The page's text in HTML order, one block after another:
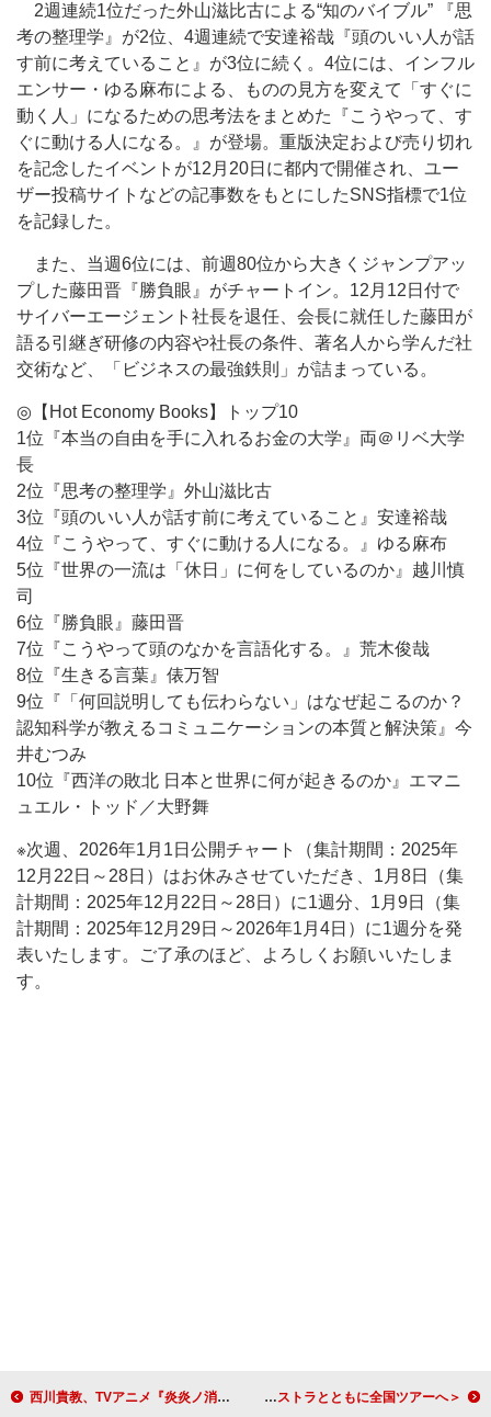
2週連続1位だった外山滋比古による“知のバイブル” 『思
考の整理学』が2位、4週連続で安達裕哉『頭のいい人が話
す前に考えていること』が3位に続く。4位には、インフル
エンサー・ゆる麻布による、ものの見方を変えて「すぐに
動く人」になるための思考法をまとめた『こうやって、す
ぐに動ける人になる。』が登場。重版決定および売り切れ
を記念したイベントが12月20日に都内で開催され、ユー
ザー投稿サイトなどの記事数をもとにしたSNS指標で1位
を記録した。
また、当週6位には、前週80位から大きくジャンプアッ
プした藤田晋『勝負眼』がチャートイン。12月12日付で
サイバーエージェント社長を退任、会長に就任した藤田が
語る引継ぎ研修の内容や社長の条件、著名人から学んだ社
交術など、「ビジネスの最強鉄則」が詰まっている。
◎【Hot Economy Books】トップ10
1位『本当の自由を手に入れるお金の大学』両＠リベ大学
長
2位『思考の整理学』外山滋比古
3位『頭のいい人が話す前に考えていること』安達裕哉
4位『こうやって、すぐに動ける人になる。』ゆる麻布
5位『世界の一流は「休日」に何をしているのか』越川慎
司
6位『勝負眼』藤田晋
7位『こうやって頭のなかを言語化する。』荒木俊哉
8位『生きる言葉』俵万智
9位『「何回説明しても伝わらない」はなぜ起こるのか？
認知科学が教えるコミュニケーションの本質と解決策』今
井むつみ
10位『西洋の敗北 日本と世界に何が起きるのか』エマニ
ュエル・トッド／大野舞
※次週、2026年1月1日公開チャート（集計期間：2025年
12月22日～28日）はお休みさせていただき、1月8日（集
計期間：2025年12月22日～28日）に1週分、1月9日（集
計期間：2025年12月29日～2026年1月4日）に1週分を発
表いたします。ご了承のほど、よろしくお願いいたしま
す。
西川貴教、TVアニメ『炎炎ノ消防隊 参ノ章』第2クールOPテーマ「Ignis -イグニス-」CD発売決定 ＜ライブレポート＞ロックとオーケストラの融合を目指すGACKT、来夏フルオーケストラとともに全国ツアーへ